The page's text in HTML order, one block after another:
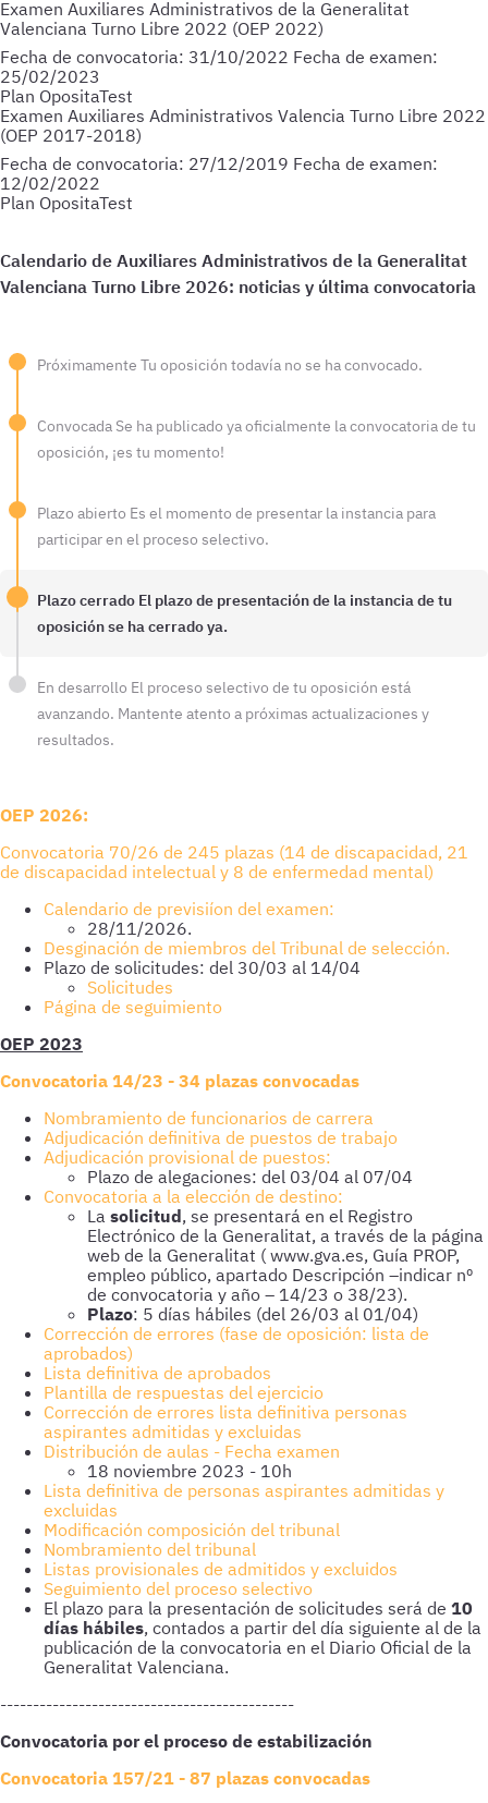
Examen Auxiliares Administrativos de la Generalitat
Valenciana Turno Libre 2022 (OEP 2022)
Fecha de convocatoria: 31/10/2022 Fecha de examen:
25/02/2023
Plan OpositaTest
Examen Auxiliares Administrativos Valencia Turno Libre 2022
(OEP 2017-2018)
Fecha de convocatoria: 27/12/2019 Fecha de examen:
12/02/2022
Plan OpositaTest
Próximamente Tu oposición todavía no se ha convocado.
Convocada Se ha publicado ya oficialmente la convocatoria de tu
oposición, ¡es tu momento!
Plazo abierto Es el momento de presentar la instancia para
participar en el proceso selectivo.
Plazo cerrado El plazo de presentación de la instancia de tu
oposición se ha cerrado ya.
En desarrollo El proceso selectivo de tu oposición está
avanzando. Mantente atento a próximas actualizaciones y
resultados.
OEP 2026:
Convocatoria 70/26 de 245 plazas (14 de discapacidad, 21
de discapacidad intelectual y 8 de enfermedad mental)
Calendario de previsiíon del examen:
28/11/2026.
Desginación de miembros del Tribunal de selección.
Plazo de solicitudes: del 30/03 al 14/04
Solicitudes
Página de seguimiento
OEP 2023
Convocatoria 14/23 - 34 plazas convocadas
Nombramiento de funcionarios de carrera
Adjudicación definitiva de puestos de trabajo
Adjudicación provisional de puestos:
Plazo de alegaciones: del 03/04 al 07/04
Convocatoria a la elección de destino:
La solicitud, se presentará en el Registro
Electrónico de la Generalitat, a través de la página
web de la Generalitat ( www.gva.es, Guía PROP,
empleo público, apartado Descripción –indicar nº
de convocatoria y año – 14/23 o 38/23).
Plazo: 5 días hábiles (del 26/03 al 01/04)
Corrección de errores (fase de oposición: lista de
aprobados)
Lista definitiva de aprobados
Plantilla de respuestas del ejercicio
Corrección de errores lista definitiva personas
aspirantes admitidas y excluidas
Distribución de aulas - Fecha examen
18 noviembre 2023 - 10h
Lista definitiva de personas aspirantes admitidas y
excluidas
Modificación composición del tribunal
Nombramiento del tribunal
Listas provisionales de admitidos y excluidos
Seguimiento del proceso selectivo
El plazo para la presentación de solicitudes será de 10
días hábiles, contados a partir del día siguiente al de la
publicación de la convocatoria en el Diario Oficial de la
Generalitat Valenciana.
---------------------------------------------
Convocatoria por el proceso de estabilización
Convocatoria 157/21 - 87 plazas convocadas